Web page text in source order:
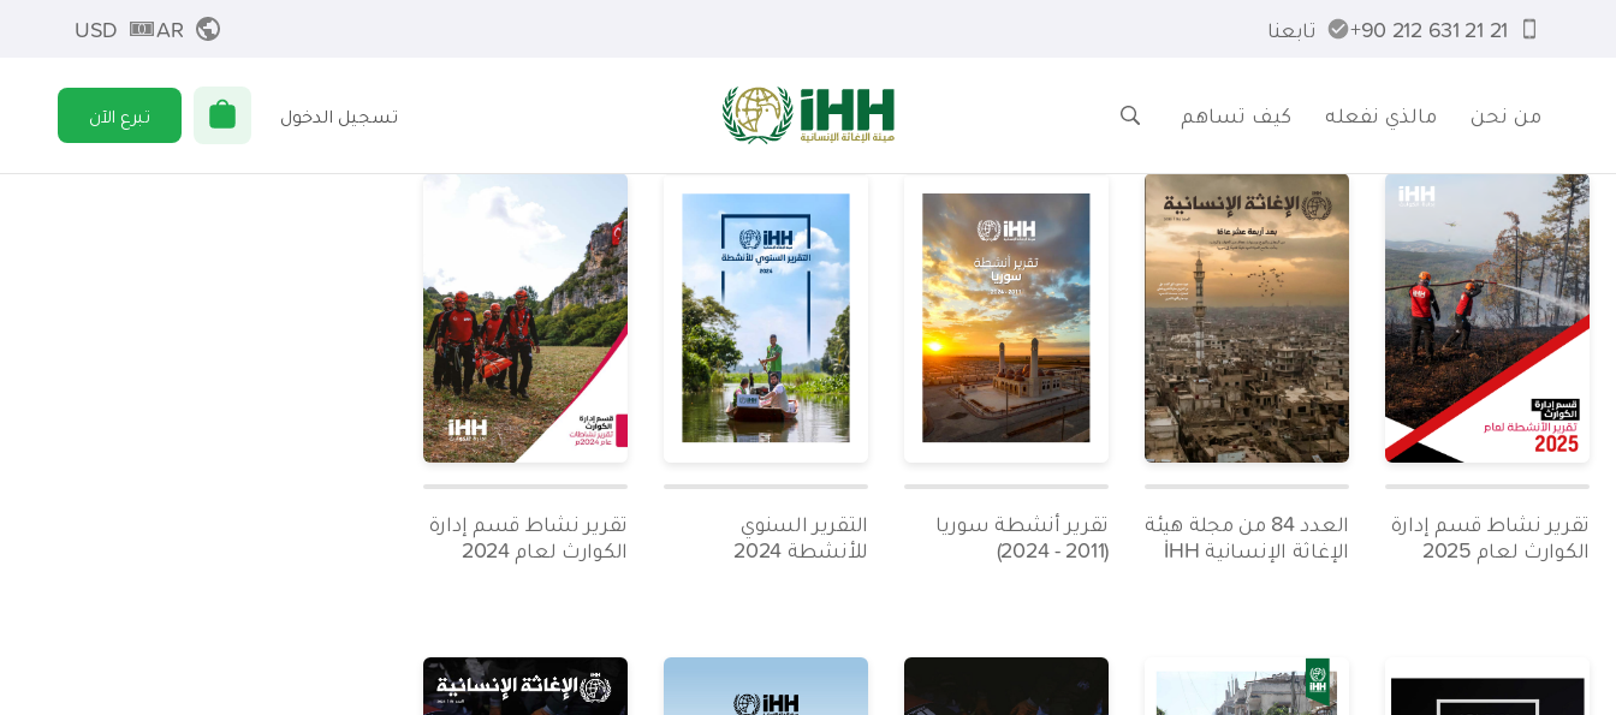
21 21 631 212 90+ تابعنا AR
USD
من نحن مالذي نفعله كيف تساهم تسجيل الدخول تبرع الآن
تقرير نشاط قسم إدارة
الكوارث لعام 2025
العدد 84 من مجلة هيئة
الإغاثة الإنسانية İHH
تقرير أنشطة سوريا
(2011 - 2024)
التقرير السنوي
للأنشطة 2024
تقرير نشاط قسم إدارة
الكوارث لعام 2024